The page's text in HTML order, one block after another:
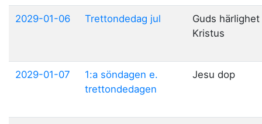
2029-01-06 Trettondedag jul
Guds härlighet
Kristus
2029-01-07
1:a söndagen e.
trettondedagen
Jesu dop